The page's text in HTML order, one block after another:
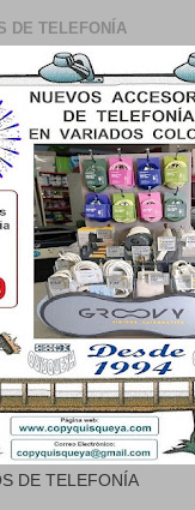
DE TELEFONÍA
DE TELEFONÍA